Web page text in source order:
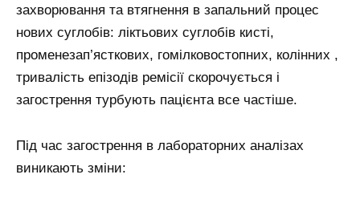
захворювання та втягнення в запальний процес
нових суглобів: ліктьових суглобів кисті,
променезап’ясткових, гомілковостопних, колінних ,
тривалість епізодів ремісії скорочується і
загострення турбують пацієнта все частіше.
Під час загострення в лабораторних аналізах
виникають зміни: